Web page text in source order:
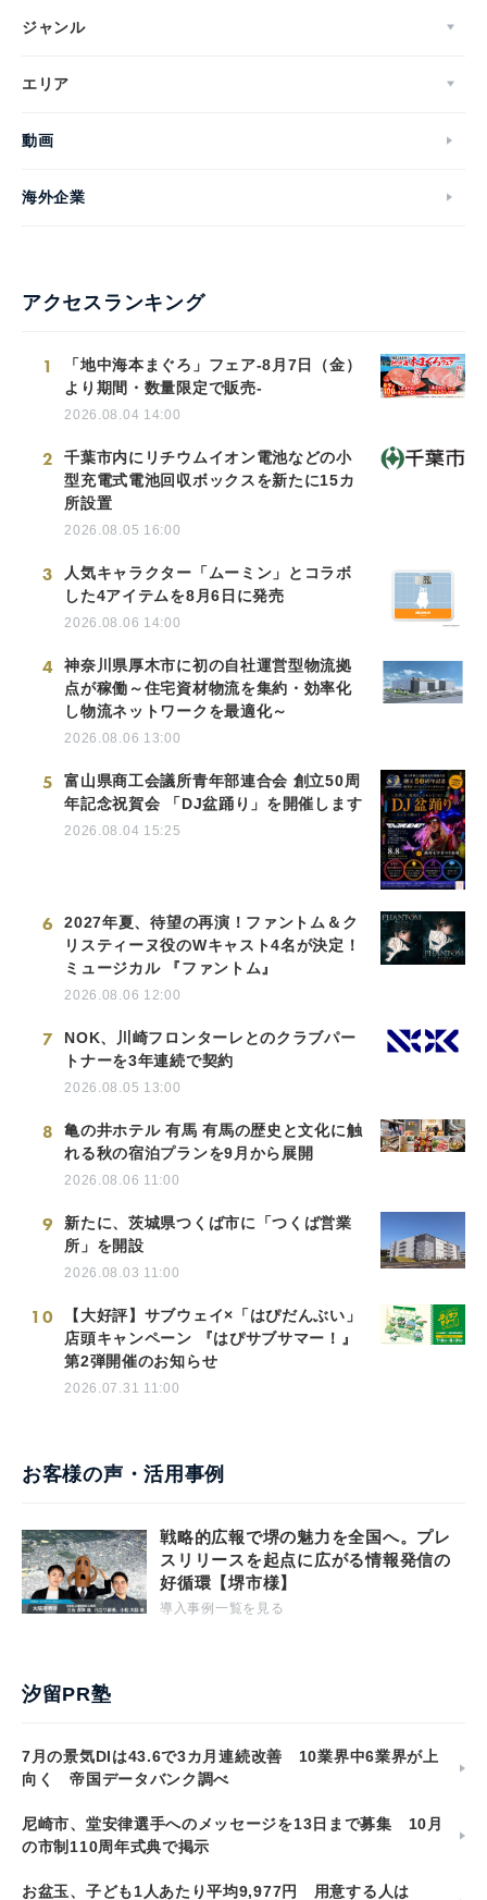
ジャンル
エリア
動画
海外企業
アクセスランキング
1
「地中海本まぐろ」フェア-8月7日（金）
より期間・数量限定で販売-
2026.08.04 14:00
2
千葉市内にリチウムイオン電池などの小
型充電式電池回収ボックスを新たに15カ
所設置
2026.08.05 16:00
3
人気キャラクター「ムーミン」とコラボ
した4アイテムを8月6日に発売
2026.08.06 14:00
4
神奈川県厚木市に初の自社運営型物流拠
点が稼働～住宅資材物流を集約・効率化
し物流ネットワークを最適化～
2026.08.06 13:00
5
富山県商工会議所青年部連合会 創立50周
年記念祝賀会 「DJ盆踊り」を開催します
2026.08.04 15:25
6
2027年夏、待望の再演！ファントム＆ク
リスティーヌ役のWキャスト4名が決定！
ミュージカル 『ファントム』
2026.08.06 12:00
7
NOK、川崎フロンターレとのクラブパー
トナーを3年連続で契約
2026.08.05 13:00
8
亀の井ホテル 有馬 有馬の歴史と文化に触
れる秋の宿泊プランを9月から展開
2026.08.06 11:00
9
新たに、茨城県つくば市に「つくば営業
所」を開設
2026.08.03 11:00
10
【大好評】サブウェイ×「はぴだんぶい」
店頭キャンペーン 『はぴサブサマー！』
第2弾開催のお知らせ
2026.07.31 11:00
お客様の声・活用事例
戦略的広報で堺の魅力を全国へ。プレ
スリリースを起点に広がる情報発信の
好循環【堺市様】
導入事例一覧を見る
汐留PR塾
7月の景気DIは43.6で3カ月連続改善 10業界中6業界が上
向く 帝国データバンク調べ
尼崎市、堂安律選手へのメッセージを13日まで募集 10月
の市制110周年式典で掲示
お盆玉、子ども1人あたり平均9,977円 用意する人は